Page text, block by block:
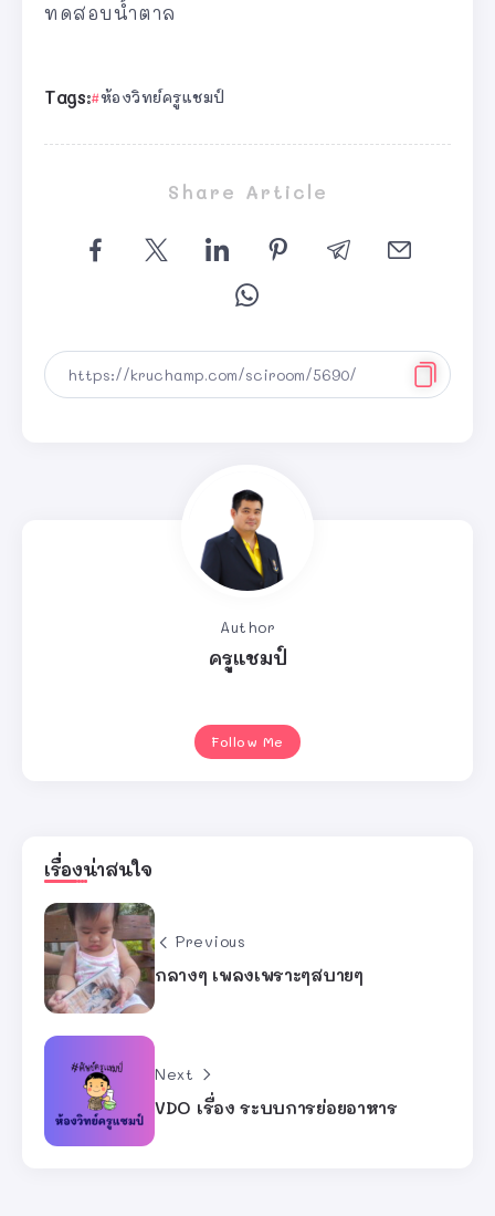
ทดสอบน้ำตาล
Tags: ห้องวิทย์ครูแชมป์
Share Article
Author
ครูแชมป์
Follow Me
เรื่องน่าสนใจ
Previous
กลางๆ เพลงเพราะๆสบายๆ
Next
VDO เรื่อง ระบบการย่อยอาหาร